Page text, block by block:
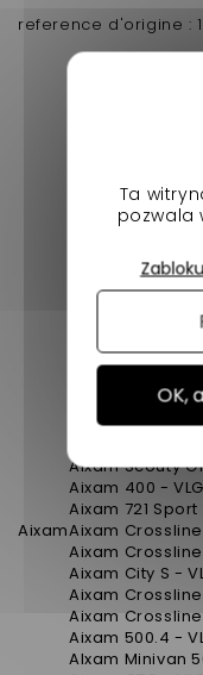
reference d'origine :
Aixam
Aixam 400.4 -
Aixam 751
Aixam Crossline
Aixam City
Aixam
Aixam Mega
Aixam 721 -
Aixam Mega
Aixam Scouty R
Aixam 500.5 -
Aixam Pick up
Aixam city
Aixam Pick up
Aixam Scouty
Aixam 400 -
Aixam 721 Sport
Aixam
Aixam Crossline
Aixam City S -
Aixam Crossline
Aixam Crossline
Aixam 500.4 -
AIxam Minivan
Ta
pozwala
OK,